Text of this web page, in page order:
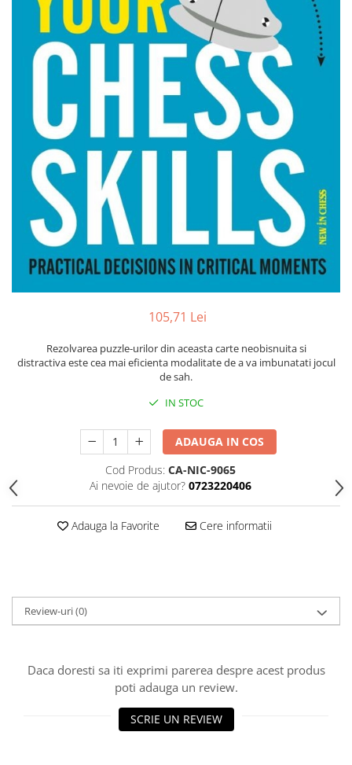
Finaluri
Instruire Generala
Instruire Generala
Lemn De Boxwood
Lemn De Carpen (hornbeam)
Lemn De Sheesham
Piese de sah DGT
Piese De Sah Tematice Din Plastic
Piese Din Lemn
Piese Din Plastic
Piese rezerva
Piese Sah Tematice
Piese Sah Tematice Din Metal
Set Sah + Table/backgammon
Ceasuri De Sah Digitale
Step 3
Step 5
Tabla De Demonstratie
105,71 Lei
Rezolvarea puzzle-urilor din aceasta carte neobisnuita si
distractiva este cea mai eficienta modalitate de a va imbunatati jocul
de sah.
IN STOC
ADAUGA IN COS
Cod Produs: CA-NIC-9065
Ai nevoie de ajutor? 0723220406
Adauga la Favorite Cere informatii
Review-uri(0)
Daca doresti sa iti exprimi parerea despre acest produs
poti adauga un review.
SCRIE UN REVIEW